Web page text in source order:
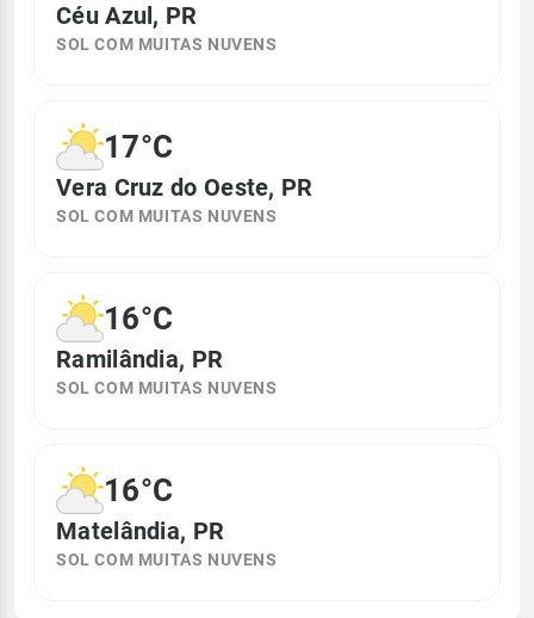
Céu Azul, PR
SOL COM MUITAS NUVENS
17°C
Vera Cruz do Oeste, PR
SOL COM MUITAS NUVENS
16°C
Ramilândia, PR
SOL COM MUITAS NUVENS
16°C
Matelândia, PR
SOL COM MUITAS NUVENS